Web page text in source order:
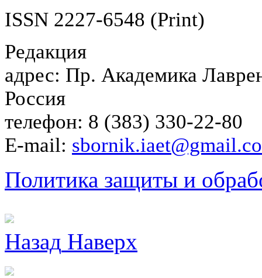
ISSN 2227-6548 (Print)
Редакция
адрес: Пр. Академика
Россия
телефон: 8 (383) 330-22-80
E-mail:
Политика защиты и
Назад Наверх